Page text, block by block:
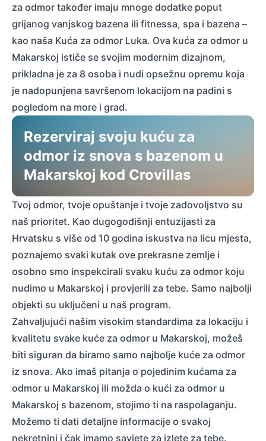
za odmor također imaju mnoge dodatke poput
grijanog vanjskog bazena ili fitnessa, spa i bazena –
kao naša Kuća za odmor Luka. Ova kuća za odmor u
Makarskoj ističe se svojim modernim dizajnom,
prikladna je za 8 osoba i nudi opsežnu opremu koja
je nadopunjena savršenom lokacijom na padini s
pogledom na more i grad.
Rezerviraj svoju kuću za
odmor iz snova s bazenom u
Makarskoj kod Crovillas
Tvoj odmor, tvoje opuštanje i tvoje zadovoljstvo su
naš prioritet. Kao dugogodišnji entuzijasti za
Hrvatsku s više od 10 godina iskustva na licu mjesta,
poznajemo svaki kutak ove prekrasne zemlje i
osobno smo inspekcirali svaku kuću za odmor koju
nudimo u Makarskoj i provjerili za tebe. Samo najbolji
objekti su uključeni u naš program.
Zahvaljujući našim visokim standardima za lokaciju i
kvalitetu svake kuće za odmor u Makarskoj, možeš
biti siguran da biramo samo najbolje kuće za odmor
iz snova. Ako imaš pitanja o pojedinim kućama za
odmor u Makarskoj ili možda o kući za odmor u
Makarskoj s bazenom, stojimo ti na raspolaganju.
Možemo ti dati detaljne informacije o svakoj
nekretnini i čak imamo savjete za izlete za tebe.